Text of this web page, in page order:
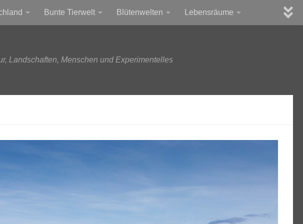
Bunte Tierwelt Blütenwelten Lebensräume
Landschaften, Menschen und Experimentelles